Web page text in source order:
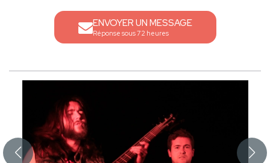
ENVOYER UN MESSAGE
Réponse sous 72 heures